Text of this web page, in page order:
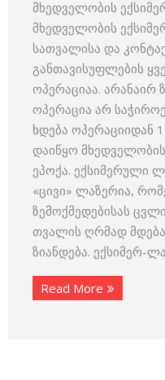
მხედველობის
მხედველობის
სათვალისა და
განთავისუფლების
ოპერაციაა. არანაირ
ოპერაცია არ
ხდება ოპერაციიდან
დაიწყო
ეპოქა. ექსიმერული
«ცივი» ლაზერია,
ზემოქმედებისას
თვალის ღრმად
ზიანდება. ექსიმერ-
Read More